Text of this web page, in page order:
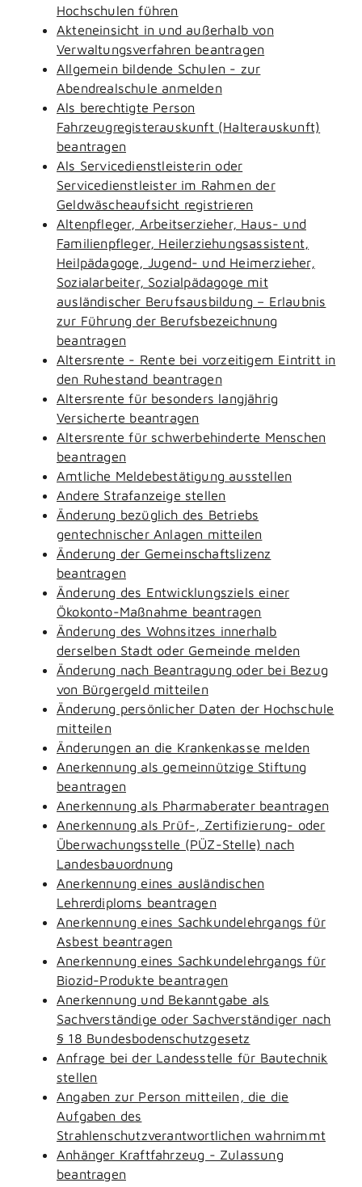
Hochschulen führen
Akteneinsicht in und außerhalb von
Verwaltungsverfahren beantragen
Allgemein bildende Schulen - zur
Abendrealschule anmelden
Als berechtigte Person
Fahrzeugregisterauskunft (Halterauskunft)
beantragen
Als Servicedienstleisterin oder
Servicedienstleister im Rahmen der
Geldwäscheaufsicht registrieren
Altenpfleger, Arbeitserzieher, Haus- und
Familienpfleger, Heilerziehungsassistent,
Heilpädagoge, Jugend- und Heimerzieher,
Sozialarbeiter, Sozialpädagoge mit
ausländischer Berufsausbildung – Erlaubnis
zur Führung der Berufsbezeichnung
beantragen
Altersrente - Rente bei vorzeitigem Eintritt in
den Ruhestand beantragen
Altersrente für besonders langjährig
Versicherte beantragen
Altersrente für schwerbehinderte Menschen
beantragen
Amtliche Meldebestätigung ausstellen
Andere Strafanzeige stellen
Änderung bezüglich des Betriebs
gentechnischer Anlagen mitteilen
Änderung der Gemeinschaftslizenz
beantragen
Änderung des Entwicklungsziels einer
Ökokonto-Maßnahme beantragen
Änderung des Wohnsitzes innerhalb
derselben Stadt oder Gemeinde melden
Änderung nach Beantragung oder bei Bezug
von Bürgergeld mitteilen
Änderung persönlicher Daten der Hochschule
mitteilen
Änderungen an die Krankenkasse melden
Anerkennung als gemeinnützige Stiftung
beantragen
Anerkennung als Pharmaberater beantragen
Anerkennung als Prüf-, Zertifizierung- oder
Überwachungsstelle (PÜZ-Stelle) nach
Landesbauordnung
Anerkennung eines ausländischen
Lehrerdiploms beantragen
Anerkennung eines Sachkundelehrgangs für
Asbest beantragen
Anerkennung eines Sachkundelehrgangs für
Biozid-Produkte beantragen
Anerkennung und Bekanntgabe als
Sachverständige oder Sachverständiger nach
§ 18 Bundesbodenschutzgesetz
Anfrage bei der Landesstelle für Bautechnik
stellen
Angaben zur Person mitteilen, die die
Aufgaben des
Strahlenschutzverantwortlichen wahrnimmt
Anhänger Kraftfahrzeug - Zulassung
beantragen